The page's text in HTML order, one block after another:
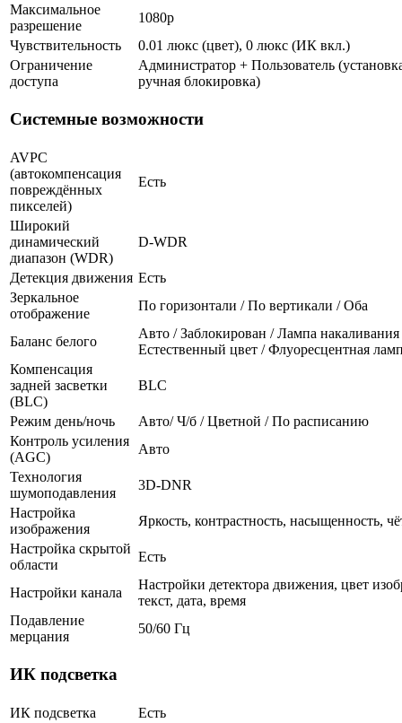
Максимальное
разрешение
1080p
Чувствительность
0.01 люкс (цвет), 0 люкс (ИК вкл.)
Ограничение
доступа
Администратор + Пользователь
ручная блокировка)
Системные возможности
AVPC
(автокомпенсация
повреждённых
пикселей)
Есть
Широкий
динамический
диапазон (WDR)
D-WDR
Детекция движения Есть
Зеркальное
отображение
По горизонтали / По вертикали / Оба
Баланс белого
Авто / Заблокирован / Лампа
Естественный цвет / Флуоресцентная
Компенсация
задней засветки
(BLC)
BLC
Режим день/ночь
Авто/ Ч/б / Цветной / По расписанию
Контроль усиления
(AGC)
Авто
Технология
шумоподавления
3D-DNR
Настройка
изображения
Яркость, контрастность, насыщенность,
Настройка скрытой
области
Есть
Настройки канала
Настройки детектора движения, цвет
текст, дата, время
Подавление
мерцания
50/60 Гц
ИК подсветка
ИК подсветка
Есть